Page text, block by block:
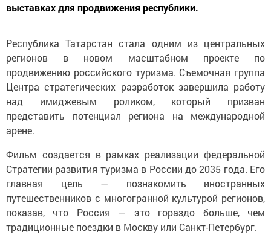
выставках для продвижения республики.
Республика Татарстан стала одним из центральных
регионов в новом масштабном проекте по
продвижению российского туризма. Съемочная группа
Центра стратегических разработок завершила работу
над имиджевым роликом, который призван
представить потенциал региона на международной
арене.
Фильм создается в рамках реализации федеральной
Стратегии развития туризма в России до 2035 года. Его
главная цель — познакомить иностранных
путешественников с многогранной культурой регионов,
показав, что Россия — это гораздо больше, чем
традиционные поездки в Москву или Санкт-Петербург.